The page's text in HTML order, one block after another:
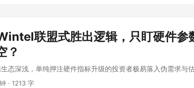
联盟式胜出逻辑，只盯硬件参
？
态深浅，单纯押注硬件指标升级的投资者极易落入伪需求与估
· 1213 字